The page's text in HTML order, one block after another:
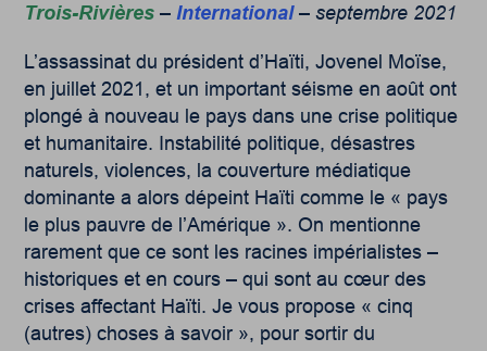
Trois-Rivières – International– septembre 2021
L’assassinat du président d’Haïti, Jovenel Moïse,
en juillet 2021, et un important séisme en août ont
plongé à nouveau le pays dans une crise politique
et humanitaire. Instabilité politique, désastres
naturels, violences, la couverture médiatique
dominante a alors dépeint Haïti comme le « pays
le plus pauvre de l’Amérique ». On mentionne
rarement que ce sont les racines impérialistes –
historiques et en cours – qui sont au cœur des
crises affectant Haïti. Je vous propose « cinq
(autres) choses à savoir », pour sortir du